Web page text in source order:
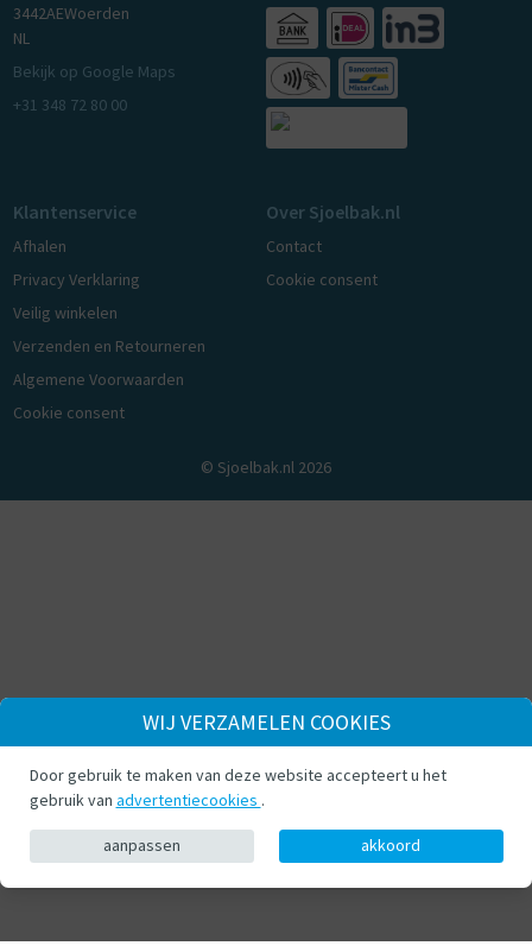
3442AEWoerden
NL
Bekijk op Google Maps
+31 348 72 80 00
Klantenservice
Afhalen
Privacy Verklaring
Veilig winkelen
Verzenden en Retourneren
Algemene Voorwaarden
Cookie consent
Over Sjoelbak.nl
Contact
Cookie consent
© Sjoelbak.nl 2026
WIJ VERZAMELEN COOKIES
Door gebruik te maken van deze website accepteert u het
gebruik van advertentiecookies .
aanpassen akkoord